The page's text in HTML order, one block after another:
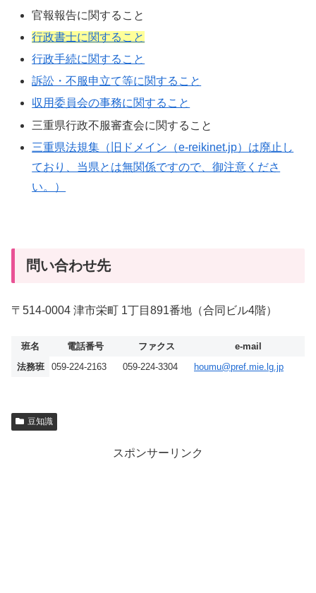
官報報告に関すること
行政書士に関すること
行政手続に関すること
訴訟・不服申立て等に関すること
収用委員会の事務に関すること
三重県行政不服審査会に関すること
三重県法規集（旧ドメイン（e-reikinet.jp）は廃止し
ており、当県とは無関係ですので、御注意くださ
い。）
問い合わせ先
〒514-0004 津市栄町 1丁目891番地（合同ビル4階）
班名 電話番号 ファクス
e-mail
法務班
059-224-2163 059-224-3304 houmu@pref.mie.lg.jp
豆知識
スポンサーリンク